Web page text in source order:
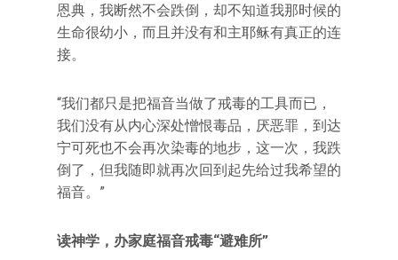
恩典，我断然不会跌倒，却不知道我那时候的
生命很幼小，而且并没有和主耶稣有真正的连
接。
“我们都只是把福音当做了戒毒的工具而已，
我们没有从内心深处憎恨毒品，厌恶罪，到达
宁可死也不会再次染毒的地步，这一次，我跌
倒了，但我随即就再次回到起先给过我希望的
福音。”
读神学，办家庭福音戒毒“避难所”